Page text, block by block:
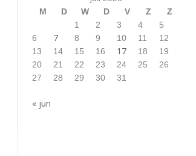
M
D W D V Z
Z
1
2 3 4
5
6
7 8 9 10 11
12
13
14 15 16 17 18
19
20
21 22 23 24 25
26
27
28 29 30 31
« jun